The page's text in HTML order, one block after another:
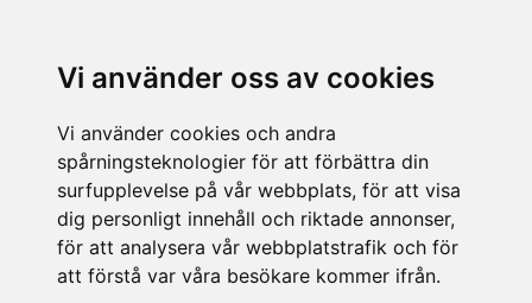
Vi använder oss av cookies
Vi använder cookies och andra
spårningsteknologier för att förbättra din
surfupplevelse på vår webbplats, för att visa
dig personligt innehåll och riktade annonser,
för att analysera vår webbplatstrafik och för
att förstå var våra besökare kommer ifrån.